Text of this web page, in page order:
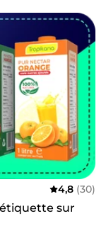
4,8 (30)
sur